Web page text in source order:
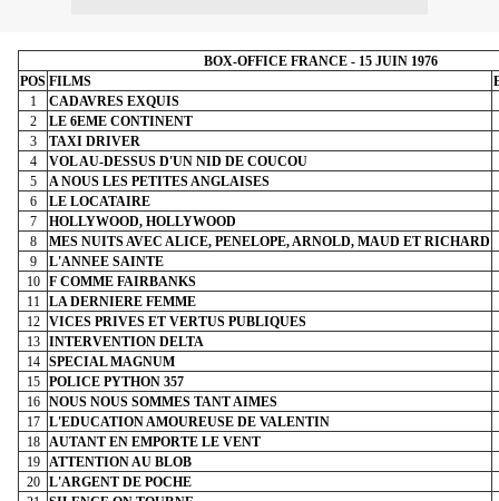
BOX-OFFICE FRANCE - 15 JUIN 1976
POS FILMS
1
CADAVRES EXQUIS
2
LE 6EME CONTINENT
3
TAXI DRIVER
4
VOL AU-DESSUS D'UN NID DE COUCOU
5
A NOUS LES PETITES ANGLAISES
6
LE LOCATAIRE
7
HOLLYWOOD, HOLLYWOOD
8
MES NUITS AVEC ALICE, PENELOPE, ARNOLD, MAUD ET RICHARD
9
L'ANNEE SAINTE
10
F COMME FAIRBANKS
11
LA DERNIERE FEMME
12
VICES PRIVES ET VERTUS PUBLIQUES
13
INTERVENTION DELTA
14
SPECIAL MAGNUM
15
POLICE PYTHON 357
16
NOUS NOUS SOMMES TANT AIMES
17
L'EDUCATION AMOUREUSE DE VALENTIN
18
AUTANT EN EMPORTE LE VENT
19
ATTENTION AU BLOB
20
L'ARGENT DE POCHE